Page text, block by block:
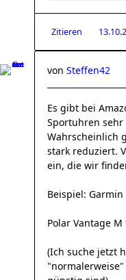
Zitieren
von Steffen42
Es gibt bei
Sportuhren sehr
Wahrscheinlich
stark reduziert.
ein, die wir
Beispiel:
Polar Vantage
(Ich suche jetzt